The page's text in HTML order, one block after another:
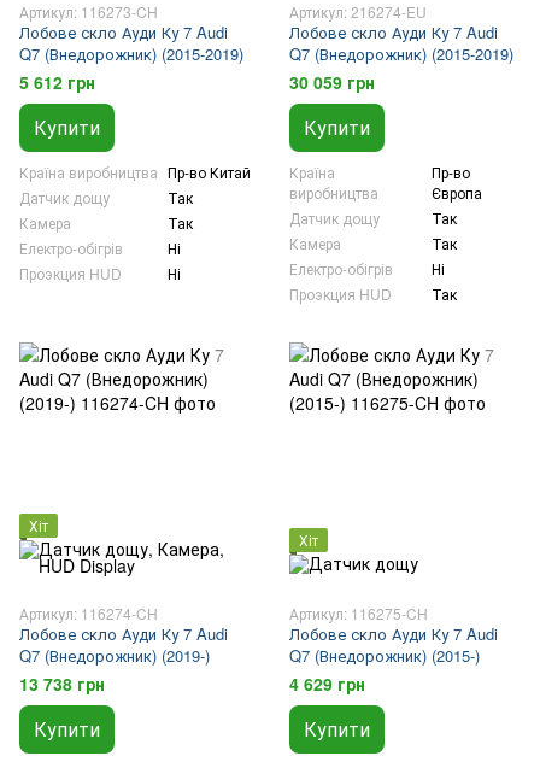
Артикул: 116273-CH
Лобове скло Ауди Ку 7 Audi
Q7 (Внедорожник) (2015-2019)
5 612 грн
Купити
Країна виробництва Пр-во Китай
Датчик дощу
Так
Камера
Так
Електро-обігрів
Ні
Проэкция HUD
Ні
Артикул: 216274-EU
Лобове скло Ауди Ку 7 Audi
Q7 (Внедорожник) (2015-2019)
30 059 грн
Купити
Країна
виробництва
Пр-во
Європа
Датчик дощу
Так
Камера
Так
Електро-обігрів
Ні
Проэкция HUD
Так
Хіт
Артикул: 116274-CH
Лобове скло Ауди Ку 7 Audi
Q7 (Внедорожник) (2019-)
13 738 грн
Купити
Хіт
Артикул: 116275-CH
Лобове скло Ауди Ку 7 Audi
Q7 (Внедорожник) (2015-)
4 629 грн
Купити